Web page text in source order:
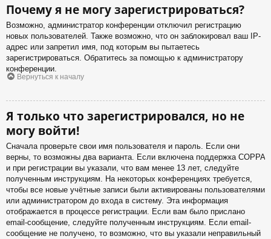
Почему я не могу зарегистрироваться?
Возможно, администратор конференции отключил регистрацию
новых пользователей. Также возможно, что он заблокировал ваш IP-
адрес или запретил имя, под которым вы пытаетесь
зарегистрироваться. Обратитесь за помощью к администратору
конференции.
Вернуться к началу
Я только что зарегистрировался, но не
могу войти!
Сначала проверьте свои имя пользователя и пароль. Если они
верны, то возможны два варианта. Если включена поддержка COPPA
и при регистрации вы указали, что вам менее 13 лет, следуйте
полученным инструкциям. На некоторых конференциях требуется,
чтобы все новые учётные записи были активированы пользователями
или администратором до входа в систему. Эта информация
отображается в процессе регистрации. Если вам было прислано
email-сообщение, следуйте полученным инструкциям. Если email-
сообщение не получено, то возможно, что вы указали неправильный